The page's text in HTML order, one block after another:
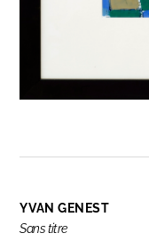
YVAN GENEST
Sans titre